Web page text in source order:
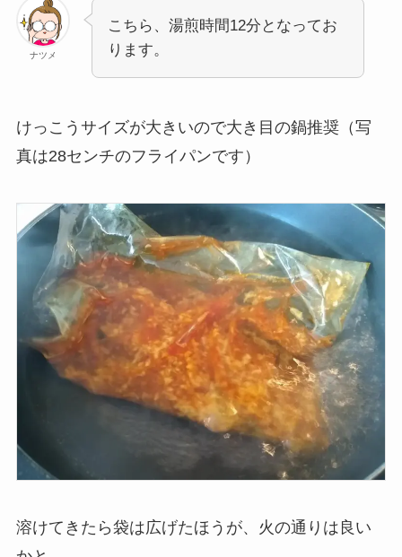
ナツメ
こちら、湯煎時間12分となってお
ります。
けっこうサイズが大きいので大き目の鍋推奨（写
真は28センチのフライパンです）
溶けてきたら袋は広げたほうが、火の通りは良い